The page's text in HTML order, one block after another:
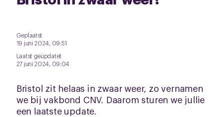
Geplaatst
19 juni 2024, 09:51
Laatst geüpdatet
27 juni 2024, 09:04
Bristol zit helaas in zwaar weer, zo vernamen
we bij vakbond CNV. Daarom sturen we jullie
een laatste update.